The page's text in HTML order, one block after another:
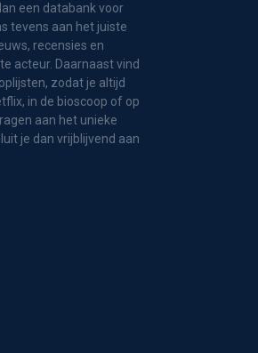
een databank voor
tevens aan het juiste
recensies en
acteur. Daarnaast vind
zodat je altijd
in de bioscoop of op
aan het unieke
je dan vrijblijvend aan